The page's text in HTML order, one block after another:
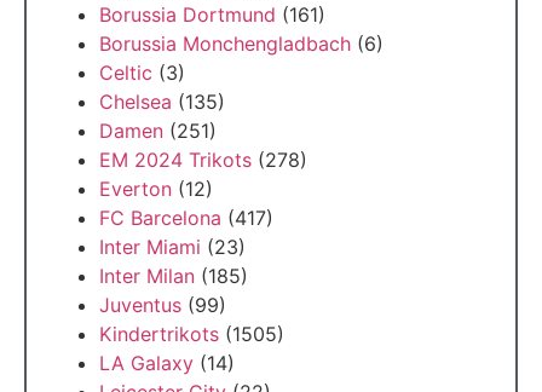
Borussia Dortmund (161)
Borussia Monchengladbach (6)
Celtic (3)
Chelsea (135)
Damen (251)
EM 2024 Trikots (278)
Everton (12)
FC Barcelona (417)
Inter Miami (23)
Inter Milan (185)
Juventus (99)
Kindertrikots (1505)
LA Galaxy (14)